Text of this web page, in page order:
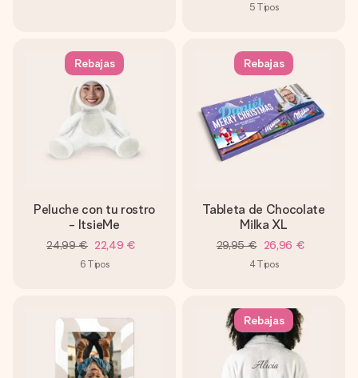
5 Tipos
Rebajas
Peluche con tu rostro
- ItsieMe
24,99 € 22,49 €
6 Tipos
Rebajas
Tableta de Chocolate
Milka XL
29,95 € 26,96 €
4Tipos
Rebajas